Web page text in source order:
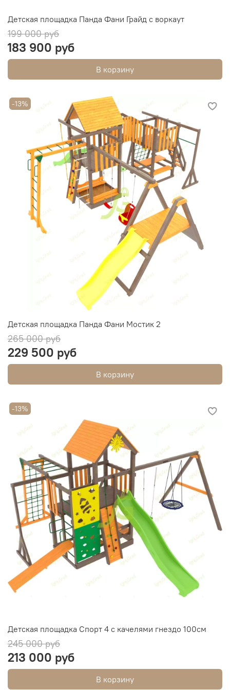
Детская площадка Панда Фани Грайд с воркаут
199 000 руб
183 900 руб
В корзину
-13%
Детская площадка Панда Фани Мостик 2
265 000 руб
229 500 руб
В корзину
-13%
Детская площадка Спорт 4 с качелями гнездо 100см
245 000 руб
213 000 руб
В корзину